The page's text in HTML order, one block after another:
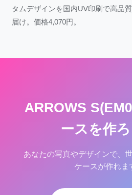
タムデザインを国内UV印刷で高品
届け。価格4,070円。
ARROWS
ースを作ろ
あなたの写真やデザインで、
ケースが作れま